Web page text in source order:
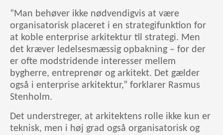
“Man behøver ikke nødvendigvis at være
organisatorisk placeret i en strategifunktion for
at koble enterprise arkitektur til strategi. Men
det kræver ledelsesmæssig opbakning – for der
er ofte modstridende interesser mellem
bygherre, entreprenør og arkitekt. Det gælder
også i enterprise arkitektur,” forklarer Rasmus
Stenholm.
Det understreger, at arkitektens rolle ikke kun er
teknisk, men i høj grad også organisatorisk og